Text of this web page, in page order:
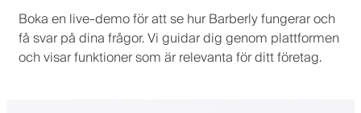
Boka en live-demo för att se hur Barberly fungerar och
få svar på dina frågor. Vi guidar dig genom plattformen
och visar funktioner som är relevanta för ditt företag.